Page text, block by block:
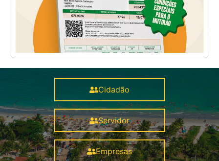
Cidadão
Servidor
Empresas